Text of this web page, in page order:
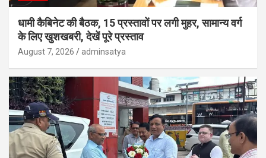
धामी कैबिनेट की बैठक, 15 प्रस्तावों पर लगी मुहर, सामान्य वर्ग
के लिए खुशखबरी, देखें पूरे प्रस्ताव
August 7, 2026 adminsatya